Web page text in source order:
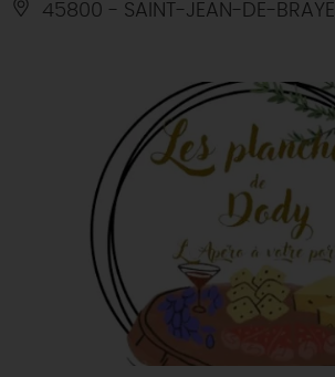
45800 - SAINT-JEAN-DE-BRAYE